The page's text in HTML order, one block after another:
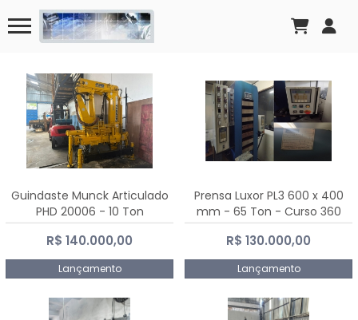
Guindaste Munck Articulado
PHD 20006 - 10 Ton
R$ 140.000,00
Lançamento
Prensa Luxor PL3 600 x 400
mm - 65 Ton - Curso 360
mm
R$ 130.000,00
Lançamento